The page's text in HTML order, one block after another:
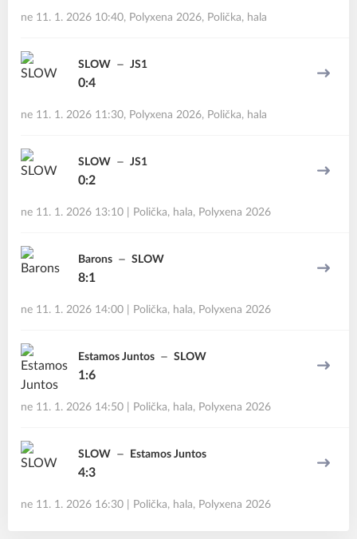
ne 11. 1. 2026 10:40, Polyxena 2026, Polička, hala
SLOW JS1
0:4
ne 11. 1. 2026 11:30, Polyxena 2026, Polička, hala
SLOW JS1
0:2
ne 11. 1. 2026 13:10 Polička, hala, Polyxena 2026
Barons SLOW
8:1
ne 11. 1. 2026 14:00 Polička, hala, Polyxena 2026
Estamos Juntos SLOW
1:6
ne 11. 1. 2026 14:50 Polička, hala, Polyxena 2026
SLOW Estamos Juntos
4:3
ne 11. 1. 2026 16:30 Polička, hala, Polyxena 2026